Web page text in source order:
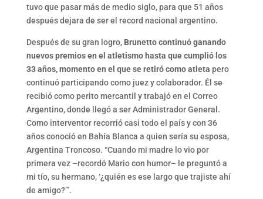
tuvo que pasar más de medio siglo, para que 51 años
después dejara de ser el record nacional argentino.
Después de su gran logro, Brunetto continuó ganando
nuevos premios en el atletismo hasta que cumplió los
33 años, momento en el que se retiró como atleta pero
continuó participando como juez y colaborador. Él se
recibió como perito mercantil y trabajó en el Correo
Argentino, donde llegó a ser Administrador General.
Como interventor recorrió casi todo el país y con 36
años conoció en Bahía Blanca a quien sería su esposa,
Argentina Troncoso. “Cuando mi madre lo vio por
primera vez –recordó Mario con humor– le preguntó a
mi tío, su hermano, ‘¿quién es ese largo que trajiste ahí
de amigo?’”.